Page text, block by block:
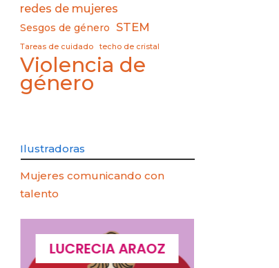
redes de mujeres
Sesgos de género STEM
Tareas de cuidado techo de cristal
Violencia de
género
Ilustradoras
Mujeres comunicando con
talento
LUCRECIA ARAOZ